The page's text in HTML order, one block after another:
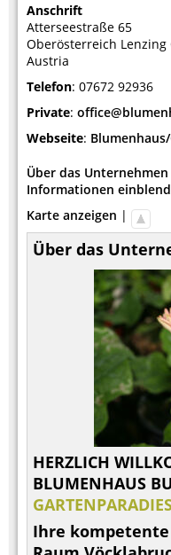
Anschrift
Atterseestraße 65
Oberösterreich Lenzing
Austria
Telefon: 07672 92936
Private:
Webseite:
Über das
Informationen
Karte anzeigen |
Über das
HERZLICH
BLUMENHAUS
Ihre